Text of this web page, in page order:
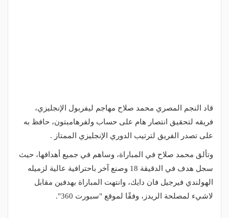
قاد النجم المصري محمد صلاح مهاجم ليفربول الإنجليزي،
فريقه لتحقيق انتصار هام على حساب ولفرهامبتون، حافظ به
على تصدر الفريق لترتيب الدوري الإنجليزي الممتاز .
وتألق محمد صلاح في المباراة، وساهم في جميع أهدافها، حيث
سجل هدف في الدقيقة 18 وصنع آخر باحترافية عالية لزميله
الهولندي فيرجيل فان دايك، وانتهت المباراة بهدفين مقابل
لاشيء لمصلحة الريدز، وفقًا لموقع "سبورت 360".